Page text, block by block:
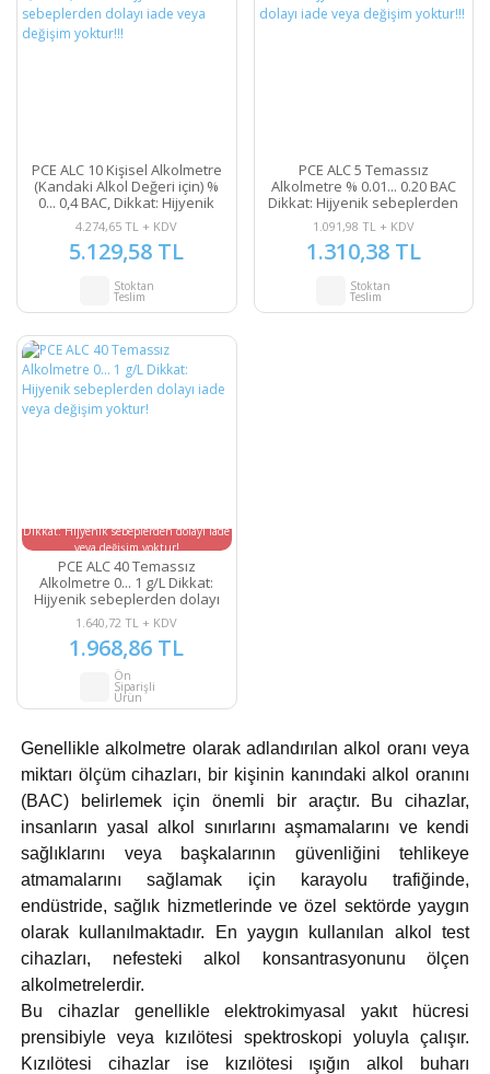
PCE ALC 10 Kişisel Alkolmetre
(Kandaki Alkol Değeri için) %
0... 0,4 BAC, Dikkat: Hijyenik
sebeplerden dolayı iade veya
değişim yoktur!!!
4.274,65 TL + KDV
5.129,58 TL
Stoktan
Teslim
PCE ALC 5 Temassız
Alkolmetre % 0.01... 0.20 BAC
Dikkat: Hijyenik sebeplerden
dolayı iade veya değişim
yoktur!!!
1.091,98 TL + KDV
1.310,38 TL
Stoktan
Teslim
Dikkat: Hijyenik sebeplerden dolayı iade
veya değişim yoktur!
PCE ALC 40 Temassız
Alkolmetre 0... 1 g/L Dikkat:
Hijyenik sebeplerden dolayı
iade veya değişim yoktur!
1.640,72 TL + KDV
1.968,86 TL
Ön
Siparişli
Ürün
Genellikle alkolmetre olarak adlandırılan alkol oranı veya
miktarı ölçüm cihazları, bir kişinin kanındaki alkol oranını
(BAC) belirlemek için önemli bir araçtır. Bu cihazlar,
insanların yasal alkol sınırlarını aşmamalarını ve kendi
sağlıklarını veya başkalarının güvenliğini tehlikeye
atmamalarını sağlamak için karayolu trafiğinde,
endüstride, sağlık hizmetlerinde ve özel sektörde yaygın
olarak kullanılmaktadır. En yaygın kullanılan alkol test
cihazları, nefesteki alkol konsantrasyonunu ölçen
alkolmetrelerdir.
Bu cihazlar genellikle elektrokimyasal yakıt hücresi
prensibiyle veya kızılötesi spektroskopi yoluyla çalışır.
Kızılötesi cihazlar ise kızılötesi ışığın alkol buharı